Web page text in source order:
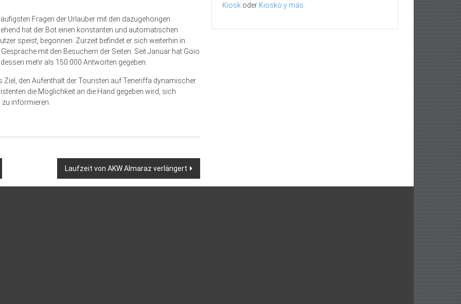
Fragen der Urlauber mit den dazugehörigen
hat der Bot einen konstanten und automatischen
speist, begonnen. Zurzeit befindet er sich weiterhin in
mit den Besuchern der Seiten. Seit Januar hat Goio
mehr als 150.000 Antworten gegeben.
den Aufenthalt der Touristen auf Teneriffa dynamischer
die Möglichkeit an die Hand gegeben wird, sich
zu informieren.
Laufzeit von AKW Almaraz verlängert
Kiosk oder Kiosko y más